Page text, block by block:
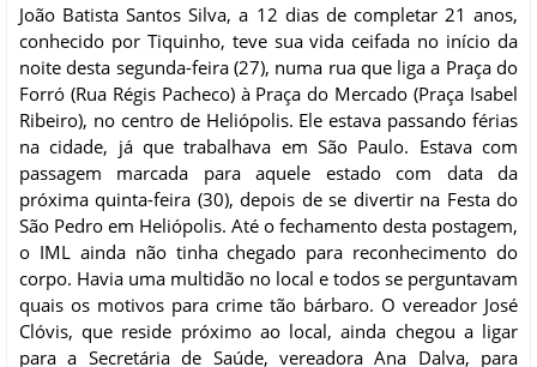
João Batista Santos Silva, a 12 dias de completar 21 anos,
conhecido por Tiquinho, teve sua vida ceifada no início da
noite desta segunda-feira (27), numa rua que liga a Praça do
Forró (Rua Régis Pacheco) à Praça do Mercado (Praça Isabel
Ribeiro), no centro de Heliópolis. Ele estava passando férias
na cidade, já que trabalhava em São Paulo. Estava com
passagem marcada para aquele estado com data da
próxima quinta-feira (30), depois de se divertir na Festa do
São Pedro em Heliópolis. Até o fechamento desta postagem,
o IML ainda não tinha chegado para reconhecimento do
corpo. Havia uma multidão no local e todos se perguntavam
quais os motivos para crime tão bárbaro. O vereador José
Clóvis, que reside próximo ao local, ainda chegou a ligar
para a Secretária de Saúde, vereadora Ana Dalva, para